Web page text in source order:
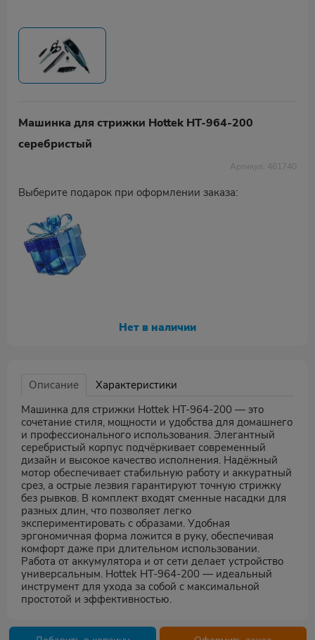
Машинка для стрижки Hottek HT-964-200
серебристый
Артикул: 461740
Выберите подарок при оформлении заказа:
Нет в наличии
Описание
Характеристики
Машинка для стрижки Hottek HT-964-200 — это
сочетание стиля, мощности и удобства для домашнего
и профессионального использования. Элегантный
серебристый корпус подчёркивает современный
дизайн и высокое качество исполнения. Надёжный
мотор обеспечивает стабильную работу и аккуратный
срез, а острые лезвия гарантируют точную стрижку
без рывков. В комплект входят сменные насадки для
разных длин, что позволяет легко
экспериментировать с образами. Удобная
эргономичная форма ложится в руку, обеспечивая
комфорт даже при длительном использовании.
Работа от аккумулятора и от сети делает устройство
универсальным. Hottek HT-964-200 — идеальный
инструмент для ухода за собой с максимальной
простотой и эффективностью.